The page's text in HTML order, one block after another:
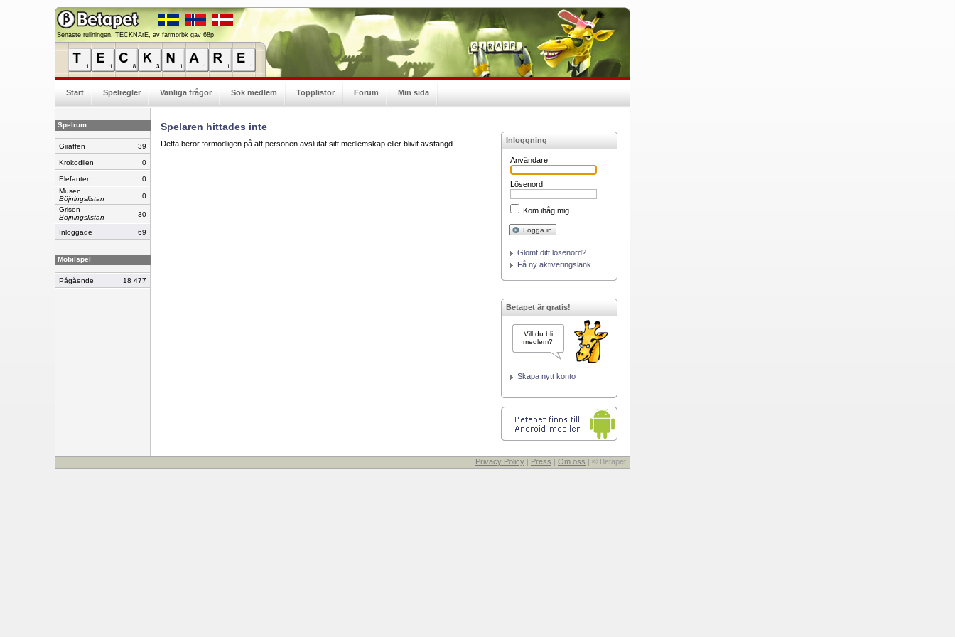
Senaste rullningen, TECKNArE, av farmorbk gav 68p
Start Spelregler Vanliga frågor Sök medlem Topplistor Forum Min sida
Spelrum
Giraffen 39
Krokodilen 0
Elefanten
0
Musen
Böjningslistan
0
Grisen
Böjningslistan
30
Inloggade 69
Mobilspel
Pågående 18 477
Spelaren hittades inte
Detta beror förmodligen på att personen avslutat sitt medlemskap eller blivit avstängd. Inloggning
Användare
Lösenord
Kom ihåg mig
Logga in
Glömt ditt lösenord?
Få ny aktiveringslänk
Betapet är gratis!
Vill du bli
medlem?
Skapa nytt konto
Privacy Policy | Press | Om oss | © Betapet